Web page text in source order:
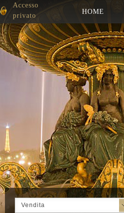
Accesso
privato
HOME
Vendita